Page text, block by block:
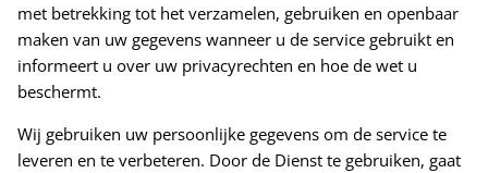
HORLOGES
VERKOOP
met betrekking tot het verzamelen, gebruiken en openbaar
maken van uw gegevens wanneer u de service gebruikt en
informeert u over uw privacyrechten en hoe de wet u
beschermt.
Wij gebruiken uw persoonlijke gegevens om de service te
leveren en te verbeteren. Door de Dienst te gebruiken, gaat